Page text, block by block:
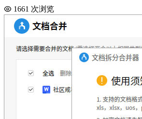
1661 次浏览